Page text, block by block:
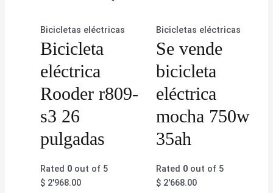
Bicicletas eléctricas
Bicicleta
eléctrica
Rooder r809-
s3 26
pulgadas
Rated 0 out of 5
$ 2'968.00
Bicicletas eléctricas
Se vende
bicicleta
eléctrica
mocha 750w
35ah
Rated 0out of 5
$2'668.00